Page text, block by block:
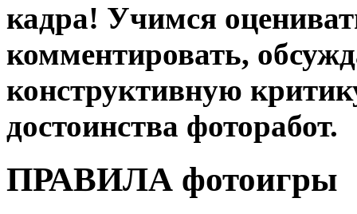
кадра! Учимся
комментировать,
конструктивную
достоинства фоторабот.
ПРАВИЛА фотоигры